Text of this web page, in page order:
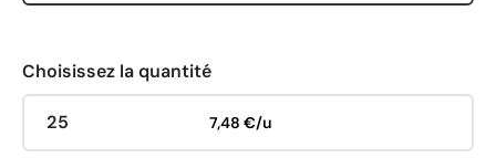
Choisissez la quantité
25 7,48 €/u